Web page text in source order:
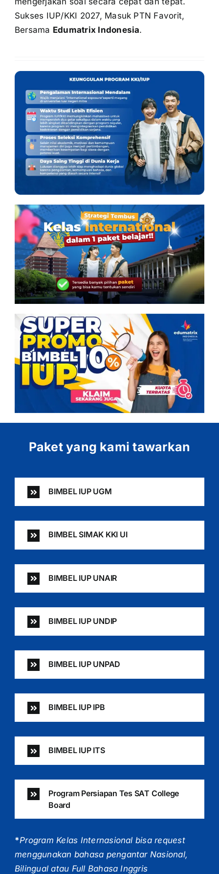
Sukses IUP/KKI 2027, Masuk PTN Favorit,
Bersama Edumatrix Indonesia.
Paket yang kami tawarkan
BIMBEL IUP UGM
BIMBEL SIMAK KKI UI
BIMBEL IUP UNAIR
BIMBEL IUP UNDIP
BIMBEL IUP UNPAD
BIMBEL IUP IPB
BIMBEL IUP ITS
Program Persiapan Tes SAT College
Board
*Program Kelas Internasional bisa request
menggunakan bahasa pengantar Nasional,
Bilingual atau Full Bahasa Inggris